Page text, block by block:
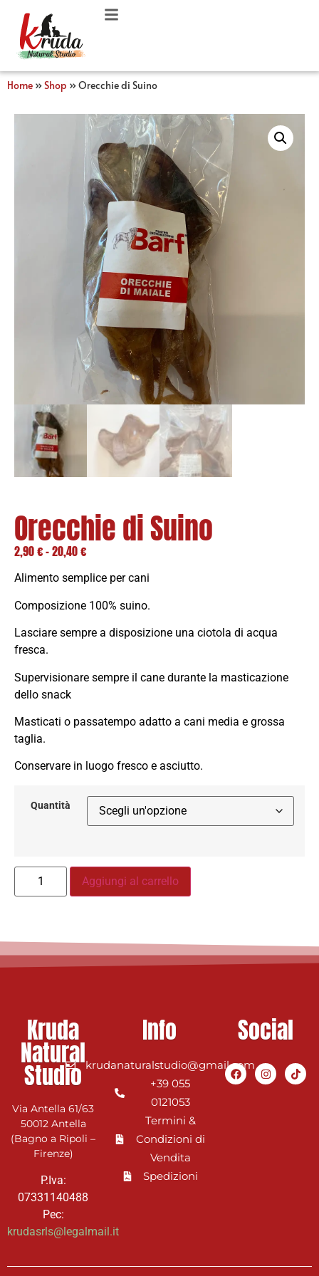
Home »Shop »Orecchie di Suino
Orecchie di Suino
2,90€-20,40€
Alimento semplice per cani
Composizione 100% suino.
Lasciare sempre a disposizione una ciotola di acqua
fresca.
Supervisionare sempre il cane durante la masticazione
dello snack
Masticati o passatempo adatto a cani media e grossa
taglia.
Conservare in luogo fresco e asciutto.
Quantità
Aggiungi al carrello
Kruda
Natural
Studio
Via Antella 61/63
50012 Antella
(Bagno a Ripoli –
Firenze)
P.Iva:
07331140488
Pec:
krudasrls@legalmail.it
Info
krudanaturalstudio@gmail.com
+39 055
0121053
Termini &
Condizioni di
Vendita
Spedizioni
Social